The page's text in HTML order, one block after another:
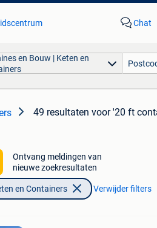
Chat
en Bouw | Keten en
49 resultaten voor '20 ft
Ontvang meldingen van
nieuwe zoekresultaten
en Containers Verwijder filters